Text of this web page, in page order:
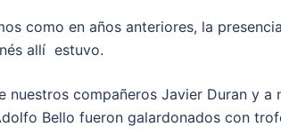
como en años anteriores, la
allí estuvo.
nuestros compañeros Javier Duran y a
Bello fueron galardonados con